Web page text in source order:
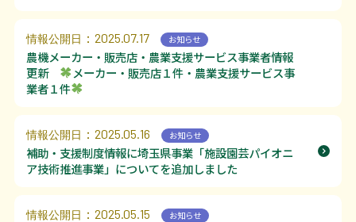
情報公開日 ：2025.07.17 お知らせ
農機メーカー・販売店・農業支援サービス事業者情報
更新
メーカー・販売店１件・農業支援サービス事
業者１件
情報公開日 ：2025.05.16 お知らせ
補助・支援制度情報に埼玉県事業「施設園芸パイオニ
ア技術推進事業」についてを追加しました
情報公開日 ：2025.05.15 お知らせ